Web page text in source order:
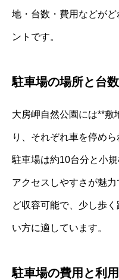
地・台数・費用などが
ントです。
駐車場の場所と台数
大房岬自然公園には**敷
り、それぞれ車を停め
駐車場は約10台分と小
アクセスしやすさが魅
ど収容可能で、少し歩
い方に適しています。
駐車場の費用と利